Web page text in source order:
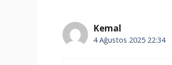
Kemal
4 Ağustos 2025 22:34